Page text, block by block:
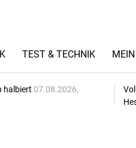
TEST & TECHNIK
halbiert 07.08.2026,